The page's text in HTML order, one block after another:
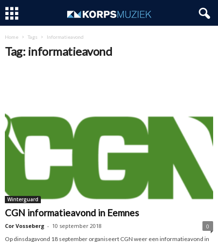
Home Tags Informatieavond
Tag: informatieavond
Winterguard
CGN informatieavond in Eemnes
Cor Vosseberg - 10 september 2018
0
Op dinsdagavond 18 september organiseert CGN weer een informatieavond in